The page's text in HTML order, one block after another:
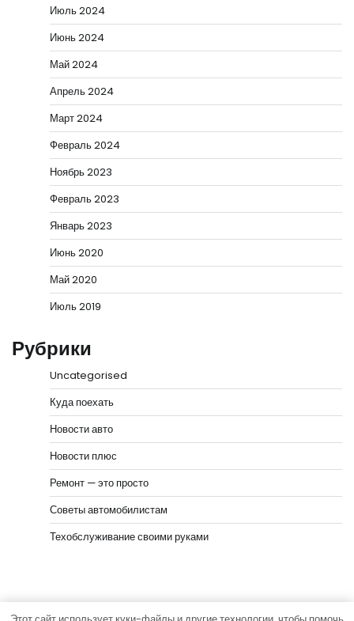
Июль 2024
Июнь 2024
Май 2024
Апрель 2024
Март 2024
Февраль 2024
Ноябрь 2023
Февраль 2023
Январь 2023
Июнь 2020
Май 2020
Июль 2019
Рубрики
Uncategorised
Куда поехать
Новости авто
Новости плюс
Ремонт — это просто
Советы автомобилистам
Техобслуживание своими руками